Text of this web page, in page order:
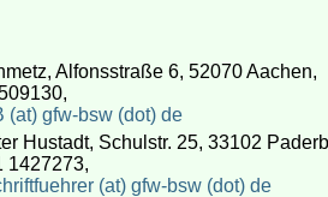
Alfonsstraße 6, 52070 Aachen,
(at) gfw-bsw (dot) de
Hustadt, Schulstr. 25, 33102
1427273,
(at) gfw-bsw (dot) de